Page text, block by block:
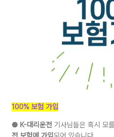
100% 보험 가입
● K-대리운전 기사님들은 혹시 모